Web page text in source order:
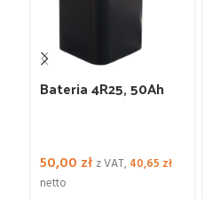
Bateria 4R25, 50Ah
50,00 zł z VAT,40,65 zł
netto